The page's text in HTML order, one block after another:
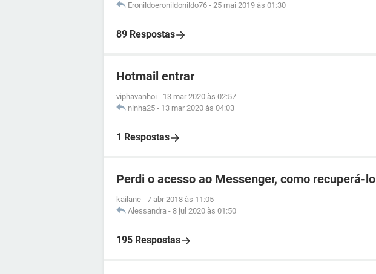
Eronildoeronildonildo76 - 25 mai 2019 às 01:30
89 Respostas
Hotmail entrar
viphavanhoi - 13 mar 2020 às 02:57
ninha25 - 13 mar 2020 às 04:03
1 Respostas
Perdi o acesso ao Messenger, como recuperá-lo
kailane - 7 abr 2018 às 11:05
Alessandra - 8 jul 2020 às 01:50
195 Respostas